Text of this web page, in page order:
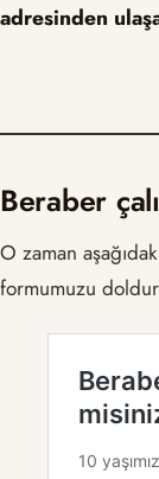
adresinden
Beraber
O zaman
formumuzu